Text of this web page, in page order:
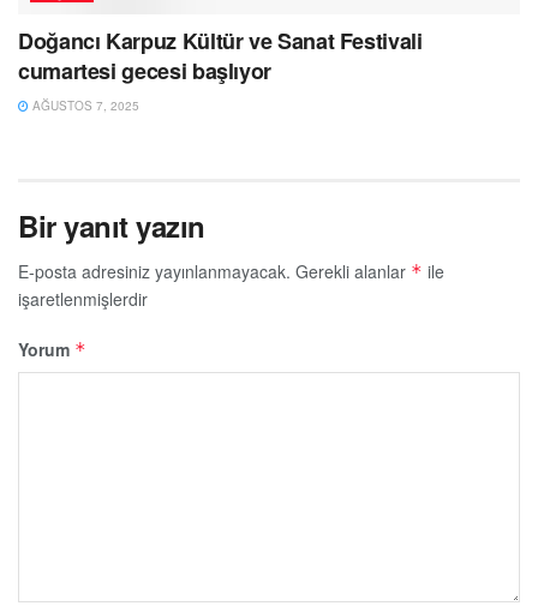
Doğancı Karpuz Kültür ve Sanat Festivali
cumartesi gecesi başlıyor
AĞUSTOS 7, 2025
Bir yanıt yazın
E-posta adresiniz yayınlanmayacak. Gerekli alanlar * ile
işaretlenmişlerdir
Yorum *